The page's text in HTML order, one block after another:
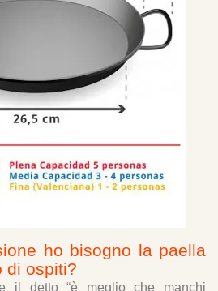
ho bisogno la paella
di ospiti?
il detto “è meglio che manchi